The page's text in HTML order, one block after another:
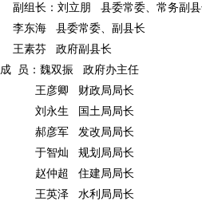
副组长：刘立朋 县委常委、常务副
李东海 县委常委、副县长
王素芬 政府副县长
成 员：魏双振 政府办主任
王彦卿 财政局局长
刘永生 国土局局长
郝彦军 发改局局长
于智灿 规划局局长
赵仲超 住建局局长
王英泽 水利局局长